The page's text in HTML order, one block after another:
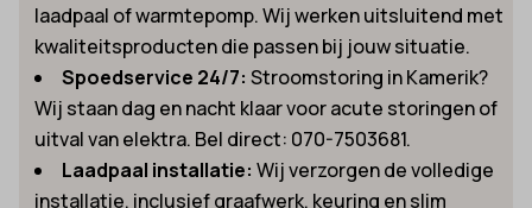
laadpaal of warmtepomp. Wij werken uitsluitend met
kwaliteitsproducten die passen bij jouw situatie.
Spoedservice 24/7: Stroomstoring in Kamerik?
Wij staan dag en nacht klaar voor acute storingen of
uitval van elektra. Bel direct: 070-7503681.
Laadpaal installatie: Wij verzorgen de volledige
installatie, inclusief graafwerk, keuring en slim